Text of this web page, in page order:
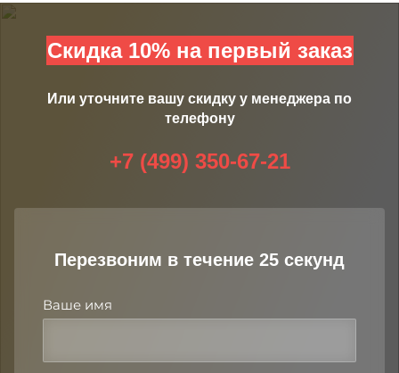
Скидка 10% на первый заказ
Или уточните вашу скидку у менеджера по
телефону
+7 (499) 350-67-21
Перезвоним в течение 25 секунд
Ваше имя